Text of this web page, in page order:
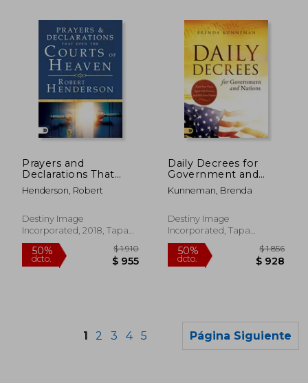
50% $ 2.337 50%
Prayers and
Declarations That
Open the Courts of
Heaven (en Inglés)
Henderson, Robert
Destiny Image
Incorporated, 2018, Tapa
Dura, Nuevo
Daily Decrees for
Government and
Nations: Raise Your
Voice, Agree with
Your Nation (en
Inglés)
Kunneman, Brenda
Destiny Image
Incorporated, Tapa
Blanda, Nuevo
1 2 3 4 5 Página Siguiente